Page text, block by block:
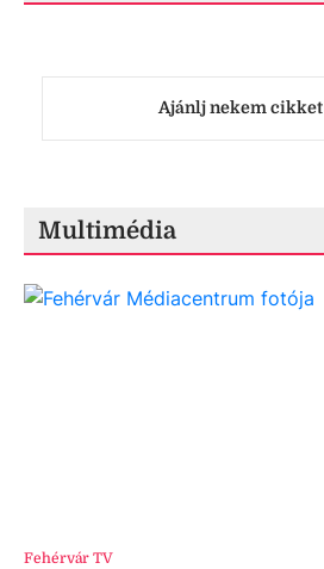
Ajánlj nekem cikket
Multimédia
Fehérvár TV